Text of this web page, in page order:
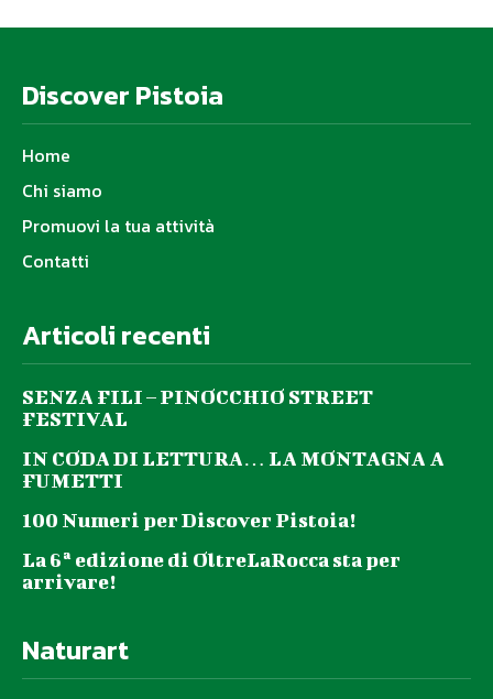
Discover Pistoia
Home
Chi siamo
Promuovi la tua attività
Contatti
Articoli recenti
SENZA FILI – PINOCCHIO STREET
FESTIVAL
IN CODA DI LETTURA… LA MONTAGNA A
FUMETTI
100 Numeri per Discover Pistoia!
La 6ª edizione di OltreLaRocca sta per
arrivare!
Naturart